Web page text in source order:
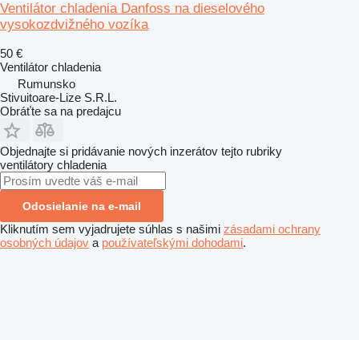
Ventilátor chladenia Danfoss na dieselového
vysokozdvižného vozíka
50 €
Ventilátor chladenia
Rumunsko
Stivuitoare-Lize S.R.L.
Obráťte sa na predajcu
Objednajte si pridávanie nových inzerátov tejto rubriky
ventilátory chladenia
Odosielanie na e-mail
Kliknutím sem vyjadrujete súhlas s našimi zásadami ochrany
osobných údajov a používateľskými dohodami.